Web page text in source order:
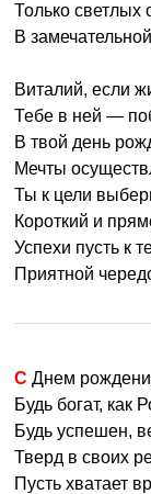
Только
В
Виталий, если
Тебе в ней —
В твой день
Мечты
Ты к цели
Короткий и
Успехи пусть к
Приятной
С Днем
Будь богат, как
Будь успешен,
Тверд в своих
Пусть хватает